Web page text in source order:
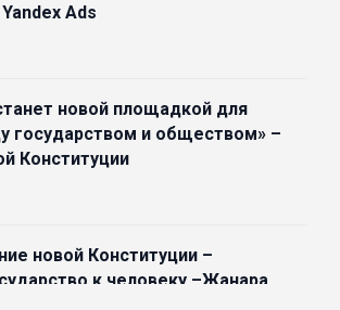
Ads
новой площадкой для
государством и обществом» –
Конституции
новой Конституции –
к человеку –Жанара